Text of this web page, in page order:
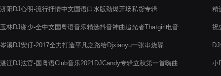
济阳DJ心明-流行抒情中文国语口水版劲爆开场私货专辑
玉林DJ谢少-全中文国粤语音乐精选抖音神曲追光者Thatgirl电音
岑溪DJ安仔-2017全力打造平凡之路给Djxiaoyu一张串烧碟
湛江DJ法官-国粤语Club音乐2021DJCandy专辑立秋第一首嗨曲
精
祝
小